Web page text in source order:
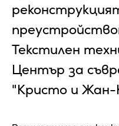
Текстилен
Център за
"Кристо и Жан-